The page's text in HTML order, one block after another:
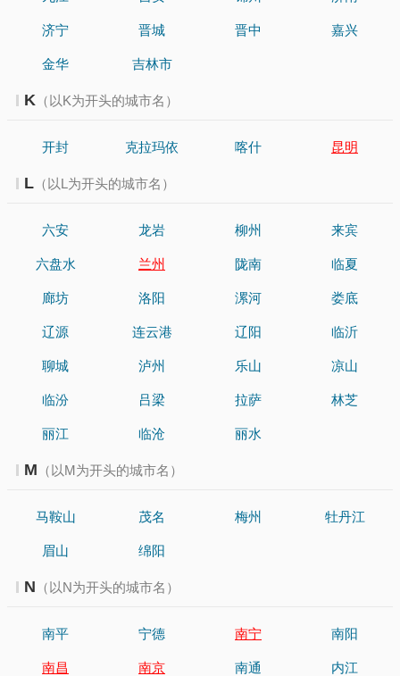
济宁 晋城 晋中 嘉兴
金华 吉林市
K （以K为开头的城市名）
开封 克拉玛依 喀什 昆明
L （以L为开头的城市名）
六安 龙岩 柳州 来宾
六盘水 兰州 陇南 临夏
廊坊 洛阳 漯河 娄底
辽源 连云港 辽阳 临沂
聊城 泸州 乐山 凉山
临汾 吕梁 拉萨 林芝
丽江 临沧 丽水
M （以M为开头的城市名）
马鞍山 茂名 梅州 牡丹江
眉山 绵阳
N （以N为开头的城市名）
南平 宁德 南宁 南阳
南昌 南京 南通 内江